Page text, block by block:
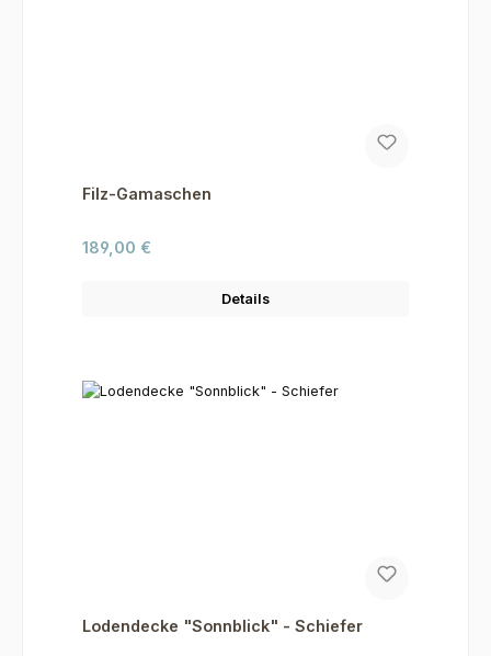
Filz-Gamaschen
Regulärer Preis:
189,00 €
Details
Lodendecke "Sonnblick" - Schiefer